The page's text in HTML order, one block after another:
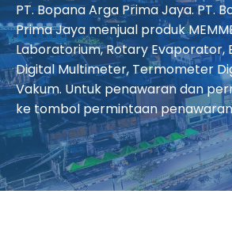
PT. Bopana Arga Prima Jaya. PT.
Prima Jaya menjual produk
Laboratorium, Rotary Evaporator,
Digital Multimeter, Termometer
Vakum. Untuk penawaran dan
ke tombol permintaan